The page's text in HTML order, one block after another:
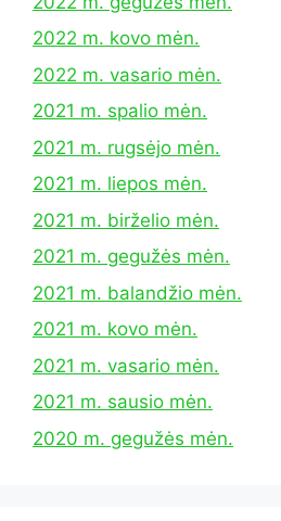
2022 m. kovo mėn.
2022 m. vasario mėn.
2021 m. spalio mėn.
2021 m. rugsėjo mėn.
2021 m. liepos mėn.
2021 m. birželio mėn.
2021 m. gegužės mėn.
2021 m. balandžio mėn.
2021 m. kovo mėn.
2021 m. vasario mėn.
2021 m. sausio mėn.
2020 m. gegužės mėn.